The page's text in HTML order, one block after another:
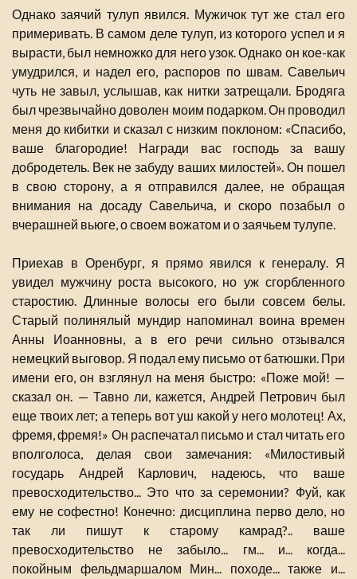
Однако заячий тулуп явился. Мужичок тут же стал его
примеривать. В самом деле тулуп, из которого успел и я
вырасти, был немножко для него узок. Однако он кое-как
умудрился, и надел его, распоров по швам. Савельич
чуть не завыл, услышав, как нитки затрещали. Бродяга
был чрезвычайно доволен моим подарком. Он проводил
меня до кибитки и сказал с низким поклоном: «Спасибо,
ваше благородие! Награди вас господь за вашу
добродетель. Век не забуду ваших милостей». Он пошел
в свою сторону, а я отправился далее, не обращая
внимания на досаду Савельича, и скоро позабыл о
вчерашней вьюге, о своем вожатом и о заячьем тулупе.
Приехав в Оренбург, я прямо явился к генералу. Я
увидел мужчину роста высокого, но уж сгорбленного
старостию. Длинные волосы его были совсем белы.
Старый полинялый мундир напоминал воина времен
Анны Иоанновны, а в его речи сильно отзывался
немецкий выговор. Я подал ему письмо от батюшки. При
имени его, он взглянул на меня быстро: «Поже мой! —
сказал он. — Тавно ли, кажется, Андрей Петрович был
еще твоих лет; а теперь вот уш какой у него молотец! Ах,
фремя, фремя!» Он распечатал письмо и стал читать его
вполголоса, делая свои замечания: «Милостивый
государь Андрей Карлович, надеюсь, что ваше
превосходительство... Это что за серемонии? Фуй, как
ему не софестно! Конечно: дисциплина перво дело, но
так ли пишут к старому камрад?.. ваше
превосходительство не забыло... гм... и... когда...
покойным фельдмаршалом Мин... походе... также и...